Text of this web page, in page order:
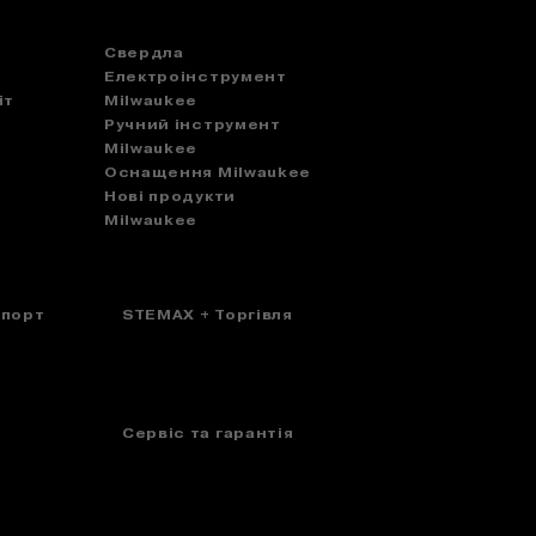
Свердла
Електроінструмент
Milwaukee
Ручний інструмент
Milwaukee
Оснащення Milwaukee
Нові продукти
Milwaukee
STEMAX + Торгівля
Сервіс та гарантія